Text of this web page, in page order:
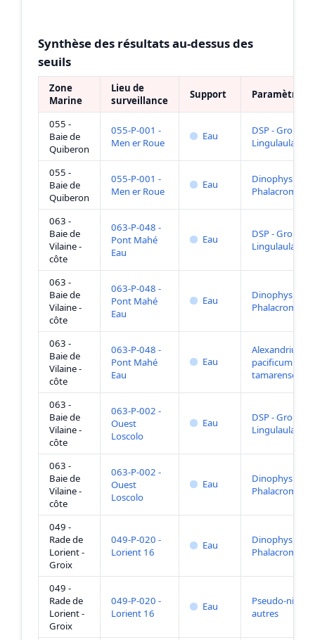
Synthèse des résultats au-dessus des
seuils
Zone
Marine
Lieu de
surveillance
Support Paramètre
055 -
Baie de
Quiberon
055-P-001 -
Men er Roue
Eau
DSP - Groupe
Lingulaulax
055 -
Baie de
Quiberon
055-P-001 -
Men er Roue
Eau
Dinophysis +
Phalacroma
063 -
Baie de
Vilaine -
côte
063-P-048 -
Pont Mahé
Eau
Eau
DSP - Groupe
Lingulaulax
063 -
Baie de
Vilaine -
côte
063-P-048 -
Pont Mahé
Eau
Eau
Dinophysis +
Phalacroma
063 -
Baie de
Vilaine -
côte
063-P-048 -
Pont Mahé
Eau
Eau
Alexandrium
pacificum +
tamarense
063 -
Baie de
Vilaine -
côte
063-P-002 -
Ouest
Loscolo
Eau
DSP - Groupe
Lingulaulax
063 -
Baie de
Vilaine -
côte
063-P-002 -
Ouest
Loscolo
Eau
Dinophysis +
Phalacroma
049 -
Rade de
Lorient -
Groix
049-P-020 -
Lorient 16
Eau
Dinophysis +
Phalacroma
049 -
Rade de
Lorient -
Groix
049-P-020 -
Lorient 16
Eau
Pseudo-
autres